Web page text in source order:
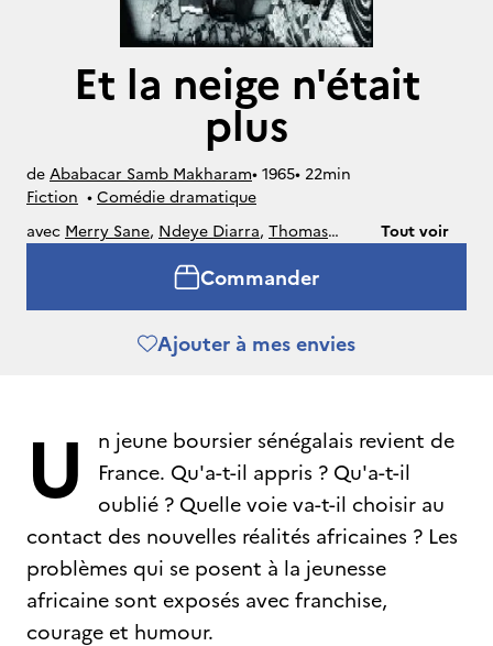
Et la neige n'était
plus
de Ababacar Samb Makharam• 1965• 22min
Fiction • Comédie dramatique
avec Merry Sane, Ndeye Diarra, Thomas
Tout voir
Commander
Ajouter à mes envies
U
n jeune boursier sénégalais revient de
France. Qu'a-t-il appris ? Qu'a-t-il
oublié ? Quelle voie va-t-il choisir au
contact des nouvelles réalités africaines ? Les
problèmes qui se posent à la jeunesse
africaine sont exposés avec franchise,
courage et humour.